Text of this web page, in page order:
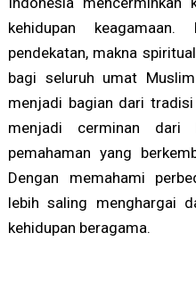
kehidupan
pendekatan, makna
bagi seluruh umat
menjadi bagian dari
menjadi cerminan dari
pemahaman yang
Dengan memahami
lebih saling menghargai
kehidupan beragama.